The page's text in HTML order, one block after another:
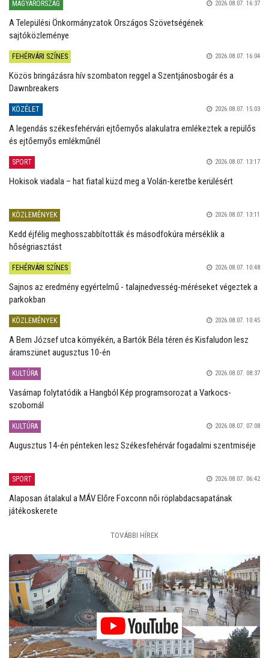
MAGYARORSZÁG 2026.08.07. 16:37
A Települési Önkormányzatok Országos Szövetségének
sajtóközleménye
FEHÉRVÁRI SZÍNES 2026.08.07. 16:04
Közös bringázásra hív szombaton reggel a Szentjánosbogár és a
Dawnbreakers
KÖZÉLET 2026.08.07. 15:03
A legendás székesfehérvári ejtőernyős alakulatra emlékeztek a repülős
és ejtőernyős emlékműnél
SPORT 2026.08.07. 13:17
Hokisok viadala – hat fiatal küzd meg a Volán-keretbe kerülésért
KÖZLEMÉNYEK 2026.08.07. 13:11
Kedd éjfélig meghosszabbították és másodfokúra mérséklik a
hőségriasztást
FEHÉRVÁRI SZÍNES 2026.08.07. 10:48
Sajnos az eredmény egyértelmű - talajnedvesség-méréseket végeztek a
parkokban
KÖZLEMÉNYEK 2026.08.07. 10:45
A Bem József utca környékén, a Bartók Béla téren és Kisfaludon lesz
áramszünet augusztus 10-én
KULTÚRA 2026.08.07. 08:37
Vasárnap folytatódik a Hangból Kép programsorozat a Varkocs-
szobornál
KULTÚRA 2026.08.07. 07:08
Augusztus 14-én pénteken lesz Székesfehérvár fogadalmi szentmiséje
SPORT 2026.08.07. 06:42
Alaposan átalakul a MÁV Előre Foxconn női röplabdacsapatának
játékoskerete
TOVÁBBI HÍREK